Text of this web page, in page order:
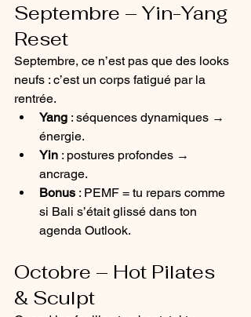
Septembre – Yin-Yang
Reset
Septembre, ce n’est pas que des looks
neufs : c’est un corps fatigué par la
rentrée.
Yang : séquences dynamiques →
énergie.
Yin : postures profondes →
ancrage.
Bonus : PEMF = tu repars comme
si Bali s’était glissé dans ton
agenda Outlook.
Octobre – Hot Pilates
& Sculpt